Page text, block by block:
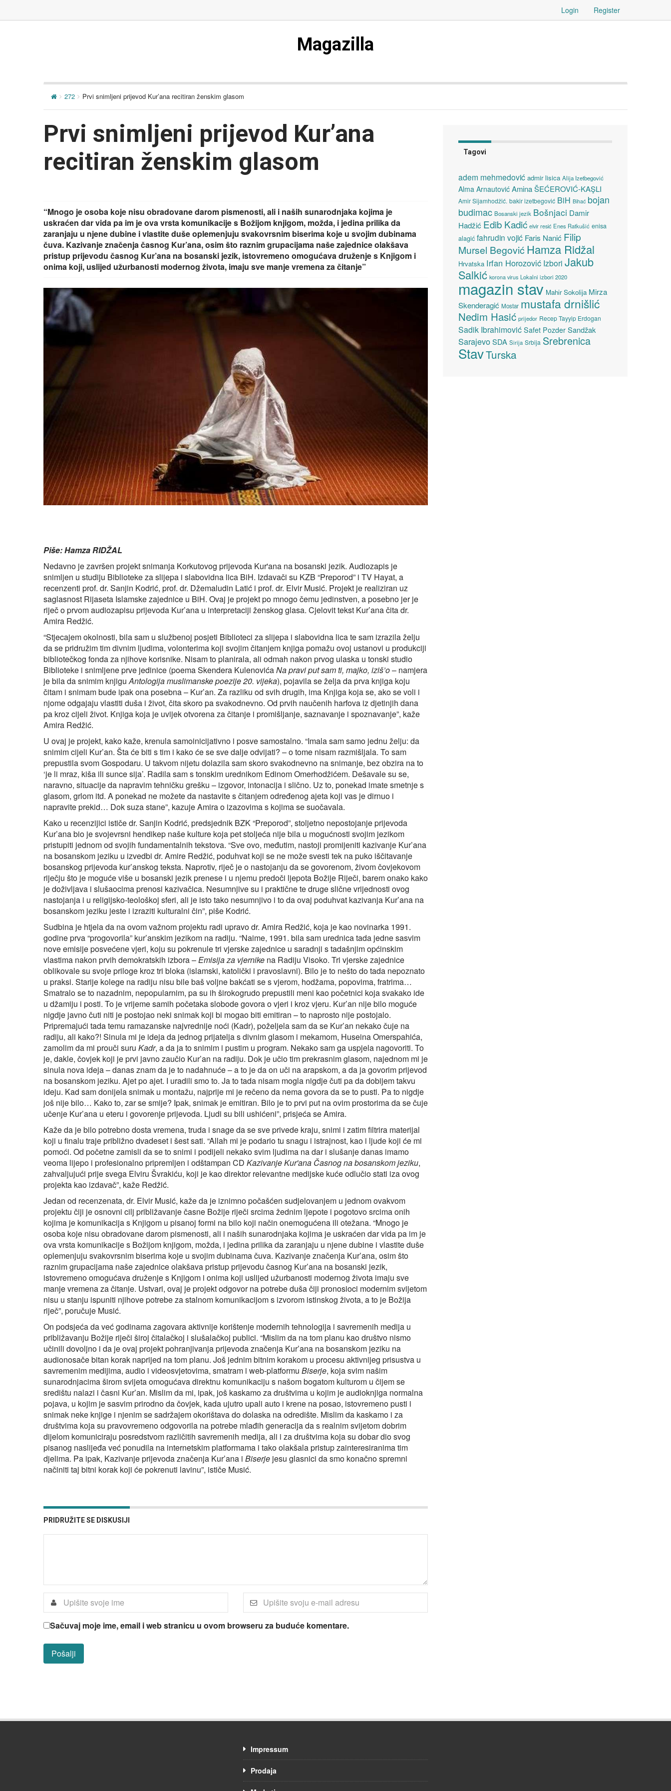
Login Register
Magazilla
272 Prvi snimljeni prijevod Kur’ana recitiran ženskim glasom
Prvi snimljeni prijevod Kur’ana
recitiran ženskim glasom
“Mnogo je osoba koje nisu obradovane darom pismenosti, ali i naših sunarodnjaka kojima je
uskraćen dar vida pa im je ova vrsta komunikacije s Božijom knjigom, možda, i jedina prilika da
zaranjaju u njene dubine i vlastite duše oplemenjuju svakovrsnim biserima koje u svojim dubinama
čuva. Kazivanje značenja časnog Kur’ana, osim što raznim grupacijama naše zajednice olakšava
pristup prijevodu časnog Kur’ana na bosanski jezik, istovremeno omogućava druženje s Knjigom i
onima koji, uslijed užurbanosti modernog života, imaju sve manje vremena za čitanje”
Piše: Hamza RIDŽAL
Nedavno je završen projekt snimanja Korkutovog prijevoda Kur'ana na bosanski jezik. Audiozapis je
snimljen u studiju Biblioteke za slijepa i slabovidna lica BiH. Izdavači su KZB “Preporod” i TV Hayat, a
recenzenti prof. dr. Sanjin Kodrić, prof. dr. Džemaludin Latić i prof. dr. Elvir Musić. Projekt je realiziran uz
saglasnost Rijaseta Islamske zajednice u BiH. Ovaj je projekt po mnogo čemu jedinstven, a posebno jer je
riječ o prvom audiozapisu prijevoda Kur’ana u interpretaciji ženskog glasa. Cjelovit tekst Kur’ana čita dr.
Amira Redžić.
“Stjecajem okolnosti, bila sam u službenoj posjeti Biblioteci za slijepa i slabovidna lica te sam izrazila želju
da se pridružim tim divnim ljudima, volonterima koji svojim čitanjem knjiga pomažu ovoj ustanovi u produkciji
bibliotečkog fonda za njihove korisnike. Nisam to planirala, ali odmah nakon prvog ulaska u tonski studio
Biblioteke i snimljene prve jedinice (poema Skendera KulenovićaNa pravi put sam ti, majko, iziš’o– namjera
je bila da snimim knjiguAntologija muslimanske poezije 20. vijeka), pojavila se želja da prva knjiga koju
čitam i snimam bude ipak ona posebna – Kur’an. Za razliku od svih drugih, ima Knjiga koja se, ako se voli i
njome odgajaju vlastiti duša i život, čita skoro pa svakodnevno. Od prvih naučenih harfova iz djetinjih dana
pa kroz cijeli život. Knjiga koja je uvijek otvorena za čitanje i promišljanje, saznavanje i spoznavanje”, kaže
Amira Redžić.
U ovaj je projekt, kako kaže, krenula samoinicijativno i posve samostalno. “Imala sam samo jednu želju: da
snimim cijeli Kur’an. Šta će biti s tim i kako će se sve dalje odvijati? – o tome nisam razmišljala. To sam
prepustila svom Gospodaru. U takvom nijetu dolazila sam skoro svakodnevno na snimanje, bez obzira na to
‘je li mraz, kiša ili sunce sija’. Radila sam s tonskim urednikom Edinom Omerhodžićem. Dešavale su se,
naravno, situacije da napravim tehničku grešku – izgovor, intonacija i slično. Uz to, ponekad imate smetnje s
glasom, grlom itd. A ponekad ne možete da nastavite s čitanjem određenog ajeta koji vas je dirnuo i
napravite prekid… Dok suza stane”, kazuje Amira o izazovima s kojima se suočavala.
Kako u recenzijici ističe dr. Sanjin Kodrić, predsjednik BZK “Preporod”, stoljetno nepostojanje prijevoda
Kur’ana bio je svojevrsni hendikep naše kulture koja pet stoljeća nije bila u mogućnosti svojim jezikom
pristupiti jednom od svojih fundamentalnih tekstova. “Sve ovo, međutim, nastoji promijeniti kazivanje Kur’ana
na bosanskom jeziku u izvedbi dr. Amire Redžić, poduhvat koji se ne može svesti tek na puko iščitavanje
bosanskog prijevoda kur’anskog teksta. Naprotiv, riječ je o nastojanju da se govorenom, živom čovjekovom
riječju što je moguće više u bosanski jezik prenese i u njemu predoči ljepota Božije Riječi, barem onako kako
je doživljava i slušaocima prenosi kazivačica. Nesumnjive su i praktične te druge slične vrijednosti ovog
nastojanja i u religijsko-teološkoj sferi, ali je isto tako nesumnjivo i to da ovaj poduhvat kazivanja Kur’ana na
bosanskom jeziku jeste i izraziti kulturalni čin”, piše Kodrić.
Sudbina je htjela da na ovom važnom projektu radi upravo dr. Amira Redžić, koja je kao novinarka 1991.
godine prva “progovorila” kur’anskim jezikom na radiju. “Naime, 1991. bila sam urednica tada jedne sasvim
nove emisije posvećene vjeri, koju su pokrenule tri vjerske zajednice u saradnji s tadašnjim općinskim
vlastima nakon prvih demokratskih izbora –Emisija za vjernike na Radiju Visoko. Tri vjerske zajednice
oblikovale su svoje priloge kroz tri bloka (islamski, katolički i pravoslavni). Bilo je to nešto do tada nepoznato
u praksi. Starije kolege na radiju nisu bile baš voljne bakćati se s vjerom, hodžama, popovima, fratrima…
Smatralo se to nazadnim, nepopularnim, pa su ih širokogrudo prepustili meni kao početnici koja svakako ide
u džamiju i posti. To je vrijeme samih početaka slobode govora o vjeri i kroz vjeru. Kur’an nije bilo moguće
nigdje javno čuti niti je postojao neki snimak koji bi mogao biti emitiran – to naprosto nije postojalo.
Pripremajući tada temu ramazanske najvrednije noći (Kadr), poželjela sam da se Kur’an nekako čuje na
radiju, ali kako?! Sinula mi je ideja da jednog prijatelja s divnim glasom i mekamom, Huseina Omerspahića,
zamolim da mi prouči suru Kadr, a da ja to snimim i pustim u program. Nekako sam ga uspjela nagovoriti. To
je, dakle, čovjek koji je prvi javno zaučio Kur’an na radiju. Dok je učio tim prekrasnim glasom, najednom mi je
sinula nova ideja – danas znam da je to nadahnuće – a to je da on uči na arapskom, a da ja govorim prijevod
na bosanskom jeziku. Ajet po ajet. I uradili smo to. Ja to tada nisam mogla nigdje čuti pa da dobijem takvu
ideju. Kad sam donijela snimak u montažu, najprije mi je rečeno da nema govora da se to pusti. Pa to nigdje
još nije bilo… Kako to, zar se smije? Ipak, snimak je emitiran. Bilo je to prvi put na ovim prostorima da se čuje
učenje Kur’ana u eteru i govorenje prijevoda. Ljudi su bili ushićeni”, prisjeća se Amira.
Kaže da je bilo potrebno dosta vremena, truda i snage da se sve privede kraju, snimi i zatim filtrira materijal
koji u finalu traje približno dvadeset i šest sati. “Allah mi je podario tu snagu i istrajnost, kao i ljude koji će mi
pomoći. Od početne zamisli da se to snimi i podijeli nekako svim ljudima na dar i slušanje danas imamo
veoma lijepo i profesionalno pripremljen i odštampan CD Kazivanje Kur'ana Časnog na bosanskom jeziku,
zahvaljujući prije svega Elviru Švrakiću, koji je kao direktor relevantne medijske kuće odlučio stati iza ovog
projekta kao izdavač”, kaže Redžić.
Jedan od recenzenata, dr. Elvir Musić, kaže da je iznimno počašćen sudjelovanjem u jednom ovakvom
projektu čiji je osnovni cilj približavanje časne Božije riječi srcima žednim ljepote i pogotovo srcima onih
kojima je komunikacija s Knjigom u pisanoj formi na bilo koji način onemogućena ili otežana. “Mnogo je
osoba koje nisu obradovane darom pismenosti, ali i naših sunarodnjaka kojima je uskraćen dar vida pa im je
ova vrsta komunikacije s Božijom knjigom, možda, i jedina prilika da zaranjaju u njene dubine i vlastite duše
oplemenjuju svakovrsnim biserima koje u svojim dubinama čuva. Kazivanje značenja Kur’ana, osim što
raznim grupacijama naše zajednice olakšava pristup prijevodu časnog Kur’ana na bosanski jezik,
istovremeno omogućava druženje s Knjigom i onima koji uslijed užurbanosti modernog života imaju sve
manje vremena za čitanje. Ustvari, ovaj je projekt odgovor na potrebe duša čiji pronosioci modernim svijetom
nisu u stanju ispuniti njihove potrebe za stalnom komunikacijom s izvorom istinskog života, a to je Božija
riječ”, poručuje Musić.
On podsjeća da već godinama zagovara aktivnije korištenje modernih tehnologija i savremenih medija u
približavanju Božije riječi široj čitalačkoj i slušalačkoj publici. “Mislim da na tom planu kao društvo nismo
učinili dovoljno i da je ovaj projekt pohranjivanja prijevoda značenja Kur’ana na bosanskom jeziku na
audionosače bitan korak naprijed na tom planu. Još jednim bitnim korakom u procesu aktivnijeg prisustva u
savremenim medijima, audio i videosvjetovima, smatram i web-platformu Biserje, koja svim našim
sunarodnjacima širom svijeta omogućava direktnu komunikaciju s našom bogatom kulturom u čijem se
središtu nalazi i časni Kur’an. Mislim da mi, ipak, još kaskamo za društvima u kojim je audioknjiga normalna
pojava, u kojim je sasvim prirodno da čovjek, kada ujutro upali auto i krene na posao, istovremeno pusti i
snimak neke knjige i njenim se sadržajem okorištava do dolaska na odredište. Mislim da kaskamo i za
društvima koja su pravovremeno odgovorila na potrebe mlađih generacija da s realnim svijetom dobrim
dijelom komuniciraju posredstvom različitih savremenih medija, ali i za društvima koja su dobar dio svog
pisanog naslijeđa već ponudila na internetskim platformama i tako olakšala pristup zainteresiranima tim
djelima. Pa ipak, Kazivanje prijevoda značenja Kur’ana i Biserje jesu glasnici da smo konačno spremni
načiniti taj bitni korak koji će pokrenuti lavinu”, ističe Musić.
PRIDRUŽITE SE DISKUSIJI
Sačuvaj moje ime, email i web stranicu u ovom browseru za buduće komentare.
Tagovi
adem mehmedović admir lisica Alija Izetbegović
Alma Arnautović Amina ŠEĆEROVIĆ-KAŞLI
Amir Sijamhodžić. bakir izetbegović BiH Bihać bojan
budimac Bosanski jezik Bošnjaci Damir
Hadžić Edib Kadić elvir resić Enes Ratkušić enisa
alagić fahrudin vojić Faris Nanić Filip
Mursel Begović Hamza Ridžal
Hrvatska Irfan Horozović Izbori Jakub
Salkić korona virus Lokalni izbori 2020
magazin stav Mahir Sokolija Mirza
Skenderagić Mostar mustafa drnišlić
Nedim Hasić prijedor Recep Tayyip Erdogan
Sadik Ibrahimović Safet Pozder Sandžak
SarajevoSDA Sirija Srbija Srebrenica
StavTurska
Impressum
Prodaja